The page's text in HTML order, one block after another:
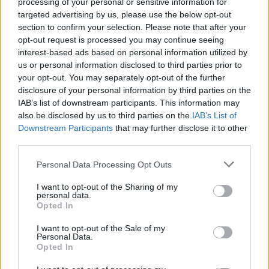
targeted advertising by us, please use the below opt-out
section to confirm your selection. Please note that after your
opt-out request is processed you may continue seeing
interest-based ads based on personal information utilized by
us or personal information disclosed to third parties prior to
your opt-out. You may separately opt-out of the further
disclosure of your personal information by third parties on the
IAB’s list of downstream participants. This information may
also be disclosed by us to third parties on the IAB’s List of
Downstream Participants that may further disclose it to other
Personal Data Processing Opt Outs
I want to opt-out of the Sharing of my
personal data.
Opted In
I want to opt-out of the Sale of my
Personal Data.
Opted In
korespondenci. Po razstavi o Kajuhovem
dopisovanje z njegovo prvo ljubeznijo Marijo
Medved, bo tokrat razstavljeno pesnikovo
dopisovanje z njegovim prijateljem in urednikom
revije Slovenska mladina, Konstantinom
Nahtigalom. Avtorica razstave je Andreja
Jurkovnik.
Knjižnica Velenje (Domoznansko razstavišče)
15. 9. 2017 - 31. 3. 2018
Razstava »Zeleno Velenje,